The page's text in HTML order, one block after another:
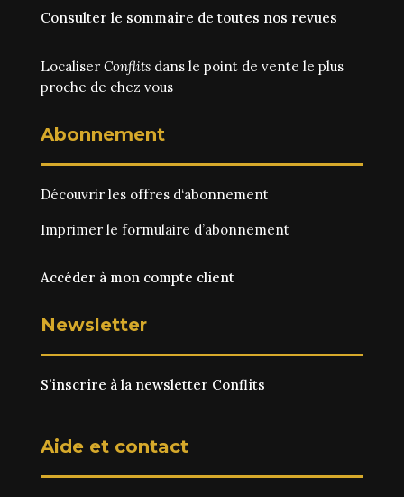
Consulter le sommaire de toutes nos revues
Localiser Conflitsdans le point de vente le plus
proche de chez vous
Abonnement
Découvrir les offres d‘abonnement
Imprimer le formulaire d’abonnement
Accéder à mon compte client
Newsletter
S’inscrire à la newsletter Conflits
Aide et contact